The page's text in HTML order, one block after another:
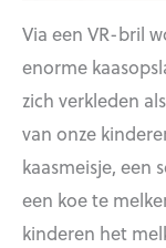
Via een VR-bril
enorme
zich verkleden
van onze
kaasmeisje, een
een koe te
kinderen het